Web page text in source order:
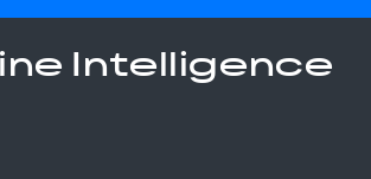
Intelligence